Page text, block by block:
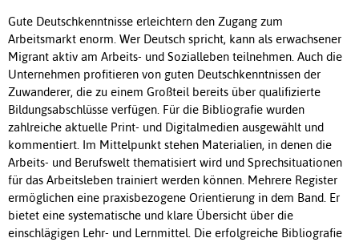
Gute Deutschkenntnisse erleichtern den Zugang zum
Arbeitsmarkt enorm. Wer Deutsch spricht, kann als erwachsener
Migrant aktiv am Arbeits- und Sozialleben teilnehmen. Auch die
Unternehmen profitieren von guten Deutschkenntnissen der
Zuwanderer, die zu einem Großteil bereits über qualifizierte
Bildungsabschlüsse verfügen. Für die Bibliografie wurden
zahlreiche aktuelle Print- und Digitalmedien ausgewählt und
kommentiert. Im Mittelpunkt stehen Materialien, in denen die
Arbeits- und Berufswelt thematisiert wird und Sprechsituationen
für das Arbeitsleben trainiert werden können. Mehrere Register
ermöglichen eine praxisbezogene Orientierung in dem Band. Er
bietet eine systematische und klare Übersicht über die
einschlägigen Lehr- und Lernmittel. Die erfolgreiche Bibliografie